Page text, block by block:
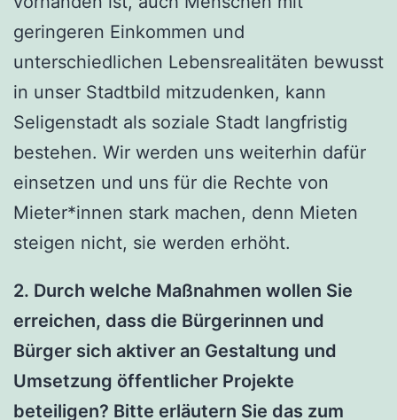
geringeren Einkommen und
unterschiedlichen Lebensrealitäten bewusst
in unser Stadtbild mitzudenken, kann
Seligenstadt als soziale Stadt langfristig
bestehen. Wir werden uns weiterhin dafür
einsetzen und uns für die Rechte von
Mieter*innen stark machen, denn Mieten
steigen nicht, sie werden erhöht.
2. Durch welche Maßnahmen wollen Sie
erreichen, dass die Bürgerinnen und
Bürger sich aktiver an Gestaltung und
Umsetzung öffentlicher Projekte
beteiligen? Bitte erläutern Sie das zum